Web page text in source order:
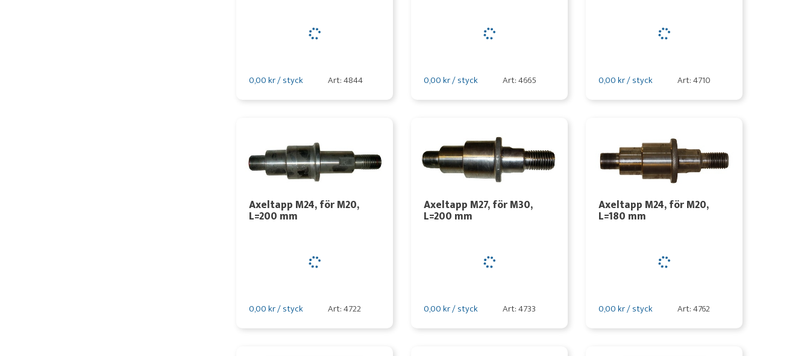
0,00 kr / styck Art: 4844 0,00 kr / styck Art: 4665 0,00 kr / styck Art: 4710
Axeltapp M24, för M20,
L=200 mm
0,00 kr / styck Art: 4722
Axeltapp M27, för M30,
L=200 mm
0,00 kr / styck Art: 4733
Axeltapp M24, för M20,
L=180 mm
0,00 kr / styck Art: 4762